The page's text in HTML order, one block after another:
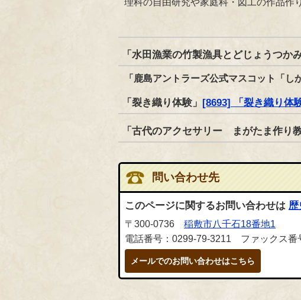
理科の自由研究や家庭科・図工の作品作
「水田漁業の竹製漁具とどじょうつか
「鹿島アントラーズ公式マスコット「し
「裂き織り体験」 [8693] 「裂き織り体
「古代のアクセサリー まがたま作り教
問い合わせ先
このページに関するお問い合わせは 歴
〒300-0736 稲敷市八千石18番地1
電話番号：0299-79-3211 ファックス番
メールでのお問い合わせはこちら